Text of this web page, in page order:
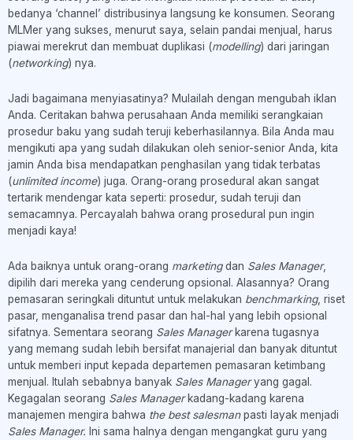
bedanya ‘channel’ distribusinya langsung ke konsumen. Seorang
MLMer yang sukses, menurut saya, selain pandai menjual, harus
piawai merekrut dan membuat duplikasi (modelling) dari jaringan
(networking) nya.
Jadi bagaimana menyiasatinya? Mulailah dengan mengubah iklan
Anda. Ceritakan bahwa perusahaan Anda memiliki serangkaian
prosedur baku yang sudah teruji keberhasilannya. Bila Anda mau
mengikuti apa yang sudah dilakukan oleh senior-senior Anda, kita
jamin Anda bisa mendapatkan penghasilan yang tidak terbatas
(unlimited income) juga. Orang-orang prosedural akan sangat
tertarik mendengar kata seperti: prosedur, sudah teruji dan
semacamnya. Percayalah bahwa orang prosedural pun ingin
menjadi kaya!
Ada baiknya untuk orang-orang marketingdan Sales Manager,
dipilih dari mereka yang cenderung opsional. Alasannya? Orang
pemasaran seringkali dituntut untuk melakukan benchmarking, riset
pasar, menganalisa trend pasar dan hal-hal yang lebih opsional
sifatnya. Sementara seorang Sales Managerkarena tugasnya
yang memang sudah lebih bersifat manajerial dan banyak dituntut
untuk memberi input kepada departemen pemasaran ketimbang
menjual. Itulah sebabnya banyak Sales Manageryang gagal.
Kegagalan seorang Sales Managerkadang-kadang karena
manajemen mengira bahwa the best salesmanpasti layak menjadi
Sales Manager. Ini sama halnya dengan mengangkat guru yang